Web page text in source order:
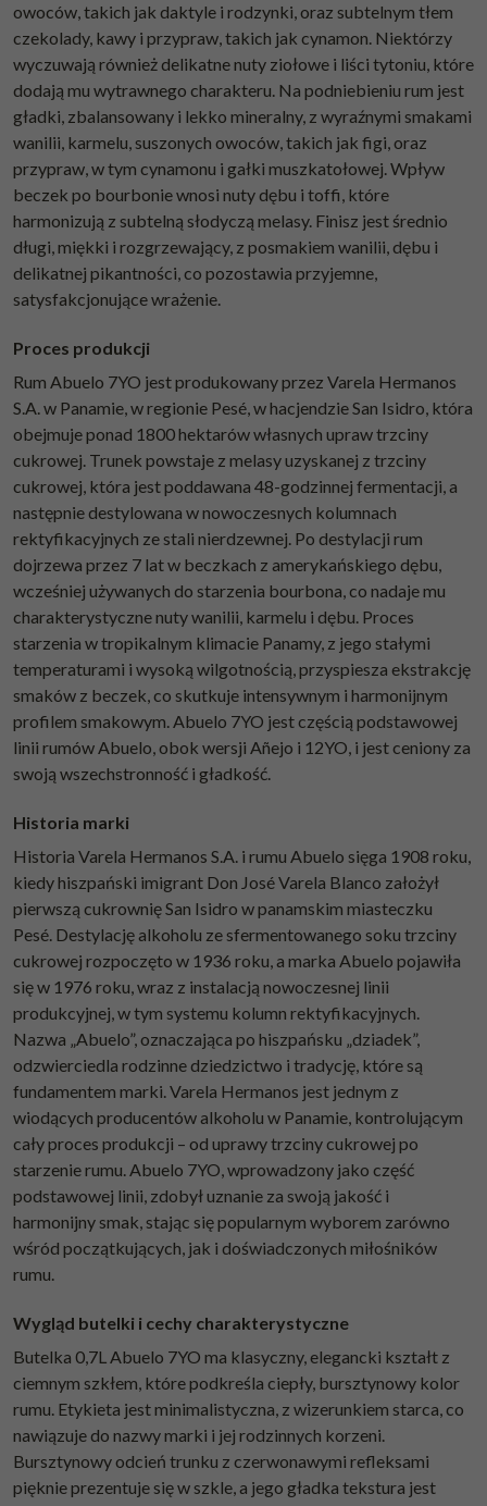
owoców, takich jak daktyle i rodzynki, oraz subtelnym tłem
czekolady, kawy i przypraw, takich jak cynamon. Niektórzy
wyczuwają również delikatne nuty ziołowe i liści tytoniu, które
dodają mu wytrawnego charakteru. Na podniebieniu rum jest
gładki, zbalansowany i lekko mineralny, z wyraźnymi smakami
wanilii, karmelu, suszonych owoców, takich jak figi, oraz
przypraw, w tym cynamonu i gałki muszkatołowej. Wpływ
beczek po bourbonie wnosi nuty dębu i toffi, które
harmonizują z subtelną słodyczą melasy. Finisz jest średnio
długi, miękki i rozgrzewający, z posmakiem wanilii, dębu i
delikatnej pikantności, co pozostawia przyjemne,
satysfakcjonujące wrażenie.
Proces produkcji
Rum Abuelo 7YO jest produkowany przez Varela Hermanos
S.A. w Panamie, w regionie Pesé, w hacjendzie San Isidro, która
obejmuje ponad 1800 hektarów własnych upraw trzciny
cukrowej. Trunek powstaje z melasy uzyskanej z trzciny
cukrowej, która jest poddawana 48-godzinnej fermentacji, a
następnie destylowana w nowoczesnych kolumnach
rektyfikacyjnych ze stali nierdzewnej. Po destylacji rum
dojrzewa przez 7 lat w beczkach z amerykańskiego dębu,
wcześniej używanych do starzenia bourbona, co nadaje mu
charakterystyczne nuty wanilii, karmelu i dębu. Proces
starzenia w tropikalnym klimacie Panamy, z jego stałymi
temperaturami i wysoką wilgotnością, przyspiesza ekstrakcję
smaków z beczek, co skutkuje intensywnym i harmonijnym
profilem smakowym. Abuelo 7YO jest częścią podstawowej
linii rumów Abuelo, obok wersji Añejo i 12YO, i jest ceniony za
swoją wszechstronność i gładkość.
Historia marki
Historia Varela Hermanos S.A. i rumu Abuelo sięga 1908 roku,
kiedy hiszpański imigrant Don José Varela Blanco założył
pierwszą cukrownię San Isidro w panamskim miasteczku
Pesé. Destylację alkoholu ze sfermentowanego soku trzciny
cukrowej rozpoczęto w 1936 roku, a marka Abuelo pojawiła
się w 1976 roku, wraz z instalacją nowoczesnej linii
produkcyjnej, w tym systemu kolumn rektyfikacyjnych.
Nazwa „Abuelo”, oznaczająca po hiszpańsku „dziadek”,
odzwierciedla rodzinne dziedzictwo i tradycję, które są
fundamentem marki. Varela Hermanos jest jednym z
wiodących producentów alkoholu w Panamie, kontrolującym
cały proces produkcji – od uprawy trzciny cukrowej po
starzenie rumu. Abuelo 7YO, wprowadzony jako część
podstawowej linii, zdobył uznanie za swoją jakość i
harmonijny smak, stając się popularnym wyborem zarówno
wśród początkujących, jak i doświadczonych miłośników
rumu.
Wygląd butelki i cechy charakterystyczne
Butelka 0,7L Abuelo 7YO ma klasyczny, elegancki kształt z
ciemnym szkłem, które podkreśla ciepły, bursztynowy kolor
rumu. Etykieta jest minimalistyczna, z wizerunkiem starca, co
nawiązuje do nazwy marki i jej rodzinnych korzeni.
Bursztynowy odcień trunku z czerwonawymi refleksami
pięknie prezentuje się w szkle, a jego gładka tekstura jest